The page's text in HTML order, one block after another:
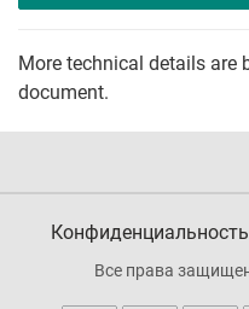
More technical details are
document.
Конфиденциальность
Все права